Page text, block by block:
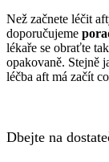
Než začnete léčit
doporučujeme
lékaře se obraťte
opakovaně. Stejně
léčba aft má začít
Dbejte na